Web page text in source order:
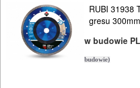
AKCESORIA
KOMPRESORY
NARZĘDZIA
RUBI 31938
gresu 300mm
w budowie
budowie)